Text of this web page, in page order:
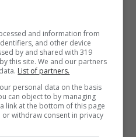
di
aggiungete il rosmarino.
e pepe.
versate il composto in
che si raffreddi
and information from
and other device
by and shared with 319
this site. We and our partners
List of partners.
personal data on the basis
can object to by managing
link at the bottom of this page
withdraw consent in privacy